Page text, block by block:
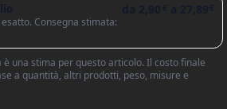
Consegna stimata:
una stima per questo articolo. Il costo finale
a quantità, altri prodotti, peso, misure e